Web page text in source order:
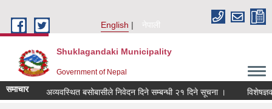
English
नेपाली
Shuklagandaki Municipality
Government of Nepal
समाचारर अव्यवस्थित बसोबासीले निवेदन दिने सम्बन्धी २१ दिने सूचना । विशेषज्ञको